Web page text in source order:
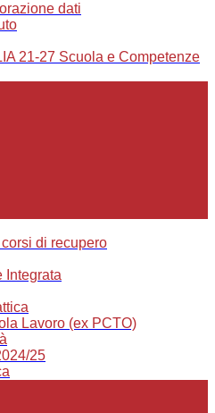
dati
21-27 Scuola e Competenze
di recupero
Integrata
Lavoro (ex PCTO)
25